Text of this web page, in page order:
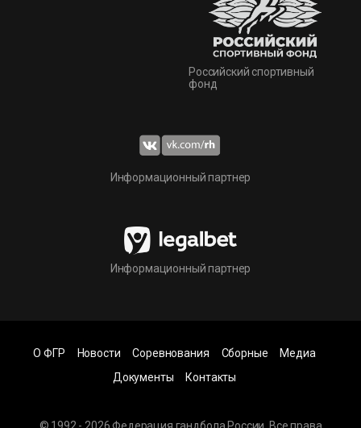
Российский спортивный
фонд
Информационный партнер
Информационный партнер
О ФГР Новости Соревнования Сборные
Медиа
Документы
Контакты